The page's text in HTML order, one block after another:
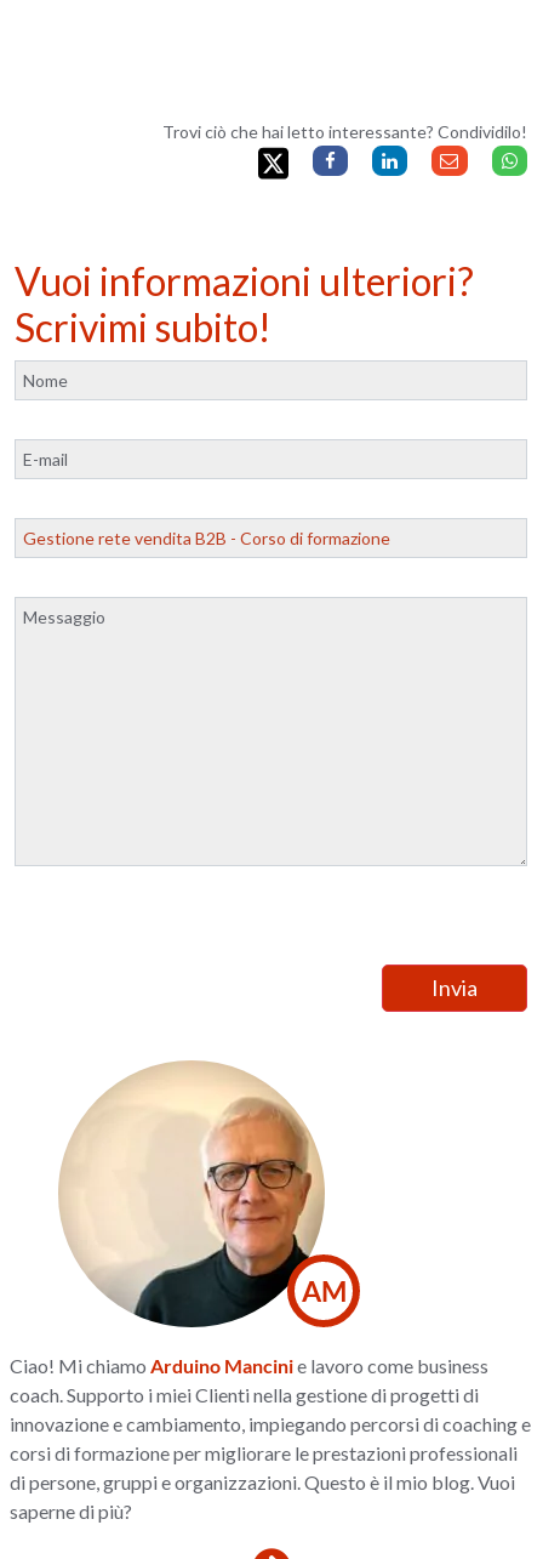
Trovi ciò che hai letto interessante? Condividilo!
Vuoi informazioni ulteriori?
Scrivimi subito!
AM
Ciao! Mi chiamo Arduino Mancinie lavoro come business
coach. Supporto i miei Clienti nella gestione di progetti di
innovazione e cambiamento, impiegando percorsi di coaching e
corsi di formazione per migliorare le prestazioni professionali
di persone, gruppi e organizzazioni. Questo è il mio blog. Vuoi
saperne di più?